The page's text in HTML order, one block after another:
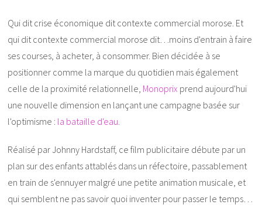
Qui dit crise économique dit contexte commercial morose. Et
qui dit contexte commercial morose dit…moins d'entrain à faire
ses courses, à acheter, à consommer. Bien décidée à se
positionner comme la marque du quotidien mais également
celle de la proximité relationnelle, Monoprix prend aujourd'hui
une nouvelle dimension en lançant une campagne basée sur
l'optimisme : la bataille d'eau.
Réalisé par Johnny Hardstaff, ce film publicitaire débute par un
plan sur des enfants attablés dans un réfectoire, passablement
en train de s'ennuyer malgré une petite animation musicale, et
qui semblent ne pas savoir quoi inventer pour passer le temps…